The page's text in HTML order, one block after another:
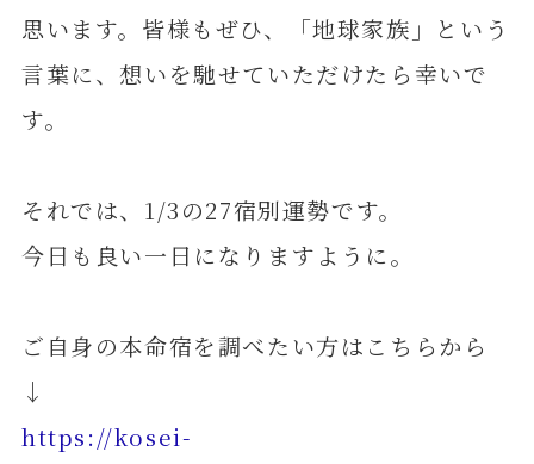
思います。皆様もぜひ、「地球家族」という
言葉に、想いを馳せていただけたら幸いで
す。
それでは、1/3の27宿別運勢です。
今日も良い一日になりますように。
ご自身の本命宿を調べたい方はこちらから
↓
https://kosei-